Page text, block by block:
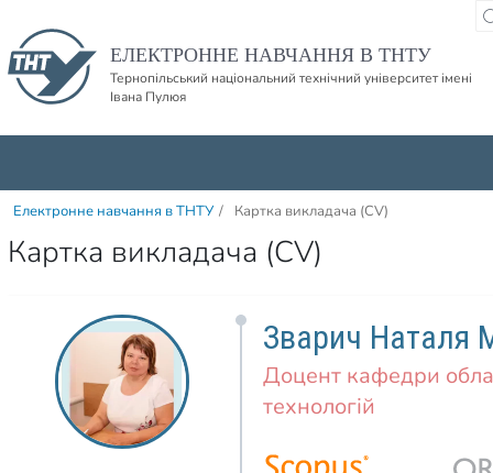
ЕЛЕКТРОННЕ НАВЧАННЯ В ТНТУ
Тернопільський національний технічний університет імені
Івана Пулюя
Електронне навчання в ТНТУ / Картка викладача (CV)
Картка викладача (CV)
Зварич Наталя
Доцент кафедри
технологій